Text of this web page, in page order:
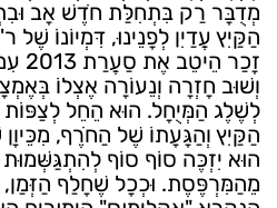
מְדֻבָּר רַק בִּתְחִלַּת חֹדֶשׁ אָב
הַקַּיִץ עֲדַיִן לְפָנֵינוּ, דִּמְיוֹנוֹ
וְשׁוּב חָזְרָה וְנֵעוֹרָה אֶצְלוֹ
לְשֶׁלֶג הַמְּיֻחָל. הוּא הֵחֵל לְצַפּוֹת
הַקַּיִץ וְהַגָּעָתוֹ שֶׁל הַחֹרֶף,
הוּא יִזְכֶּה סוֹף סוֹף לְהִתְגַּשְּׁמוּת
מֵהַמִּרְפֶּסֶת. וּכְכָל שֶׁחָלַף הַזְּמַן,